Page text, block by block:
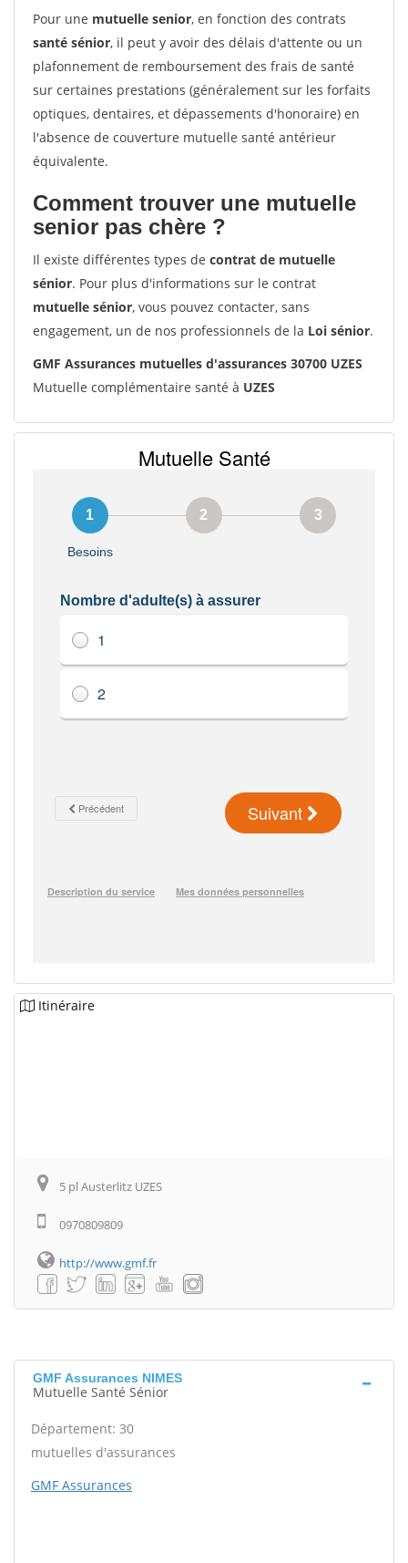
Pour une mutuelle senior, en fonction des contrats
santé sénior, il peut y avoir des délais d'attente ou un
plafonnement de remboursement des frais de santé
sur certaines prestations (généralement sur les forfaits
optiques, dentaires, et dépassements d'honoraire) en
l'absence de couverture mutuelle santé antérieur
équivalente.
Comment trouver une mutuelle
senior pas chère ?
Il existe différentes types de contrat de mutuelle
sénior. Pour plus d'informations sur le contrat
mutuelle sénior, vous pouvez contacter, sans
engagement, un de nos professionnels de la Loi sénior.
GMF Assurances mutuelles d'assurances 30700 UZES
Mutuelle complémentaire santé à UZES
Itinéraire
5 pl Austerlitz UZES
0970809809
http://www.gmf.fr
GMF Assurances NIMES
Mutuelle Santé Sénior
Département: 30
mutuelles d'assurances
GMF Assurances